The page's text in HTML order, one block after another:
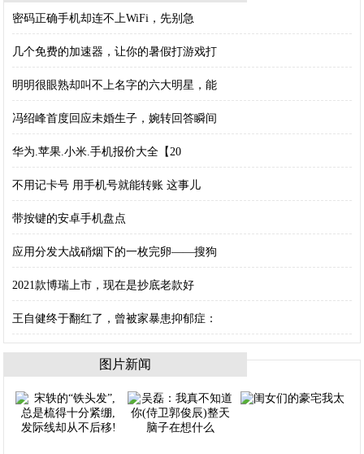
密码正确手机却连不上WiFi，先别急
几个免费的加速器，让你的暑假打游戏打
明明很眼熟却叫不上名字的六大明星，能
冯绍峰首度回应未婚生子，婉转回答瞬间
华为.苹果.小米.手机报价大全【20
不用记卡号 用手机号就能转账 这事儿
带按键的安卓手机盘点
应用分发大战硝烟下的一枚完卵——搜狗
2021款博瑞上市，现在是抄底老款好
王自健终于翻红了，曾被家暴患抑郁症：
图片新闻